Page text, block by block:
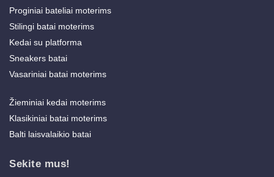
Proginiai bateliai moterims
Stilingi batai moterims
Kedai su platforma
Sneakers batai
Vasariniai batai moterims
Žieminiai kedai moterims
Klasikiniai batai moterims
Balti laisvalaikio batai
Sekite mus!